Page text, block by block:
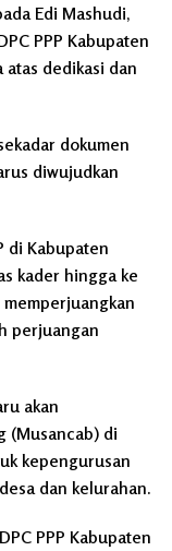
Edi Mashudi,
PPP Kabupaten
dedikasi dan
dokumen
diwujudkan
di Kabupaten
kader hingga ke
perjuangan
akan
(Musancab) di
kepengurusan
dan kelurahan.
PPP Kabupaten